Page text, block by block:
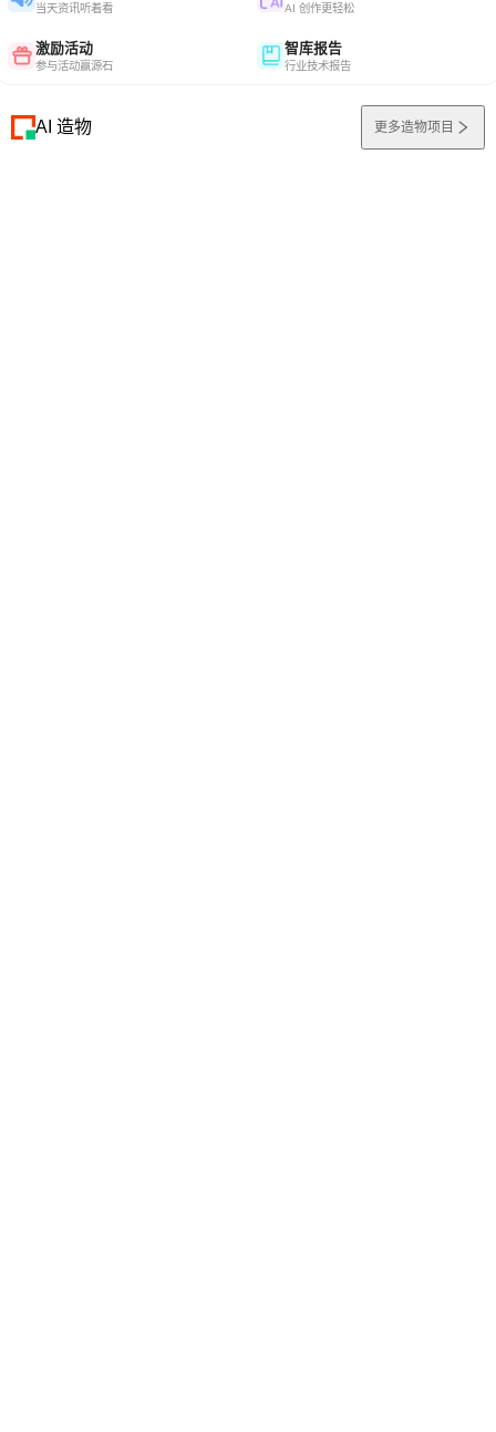
当天资讯听着看 AI 创作更轻松
激励活动
参与活动赢源石
智库报告
行业技术报告
AI 造物 更多造物项目